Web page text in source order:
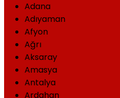
Adana
Adıyaman
Afyon
Ağrı
Aksaray
Amasya
Antalya
Ardahan